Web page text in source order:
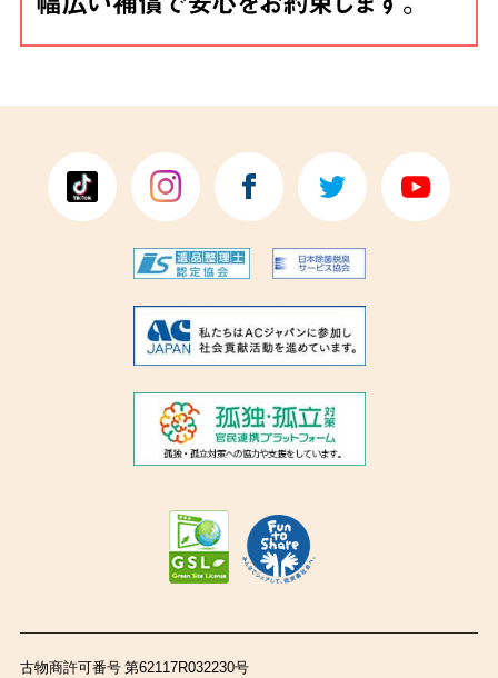
古物商許可番号 第62117R032230号